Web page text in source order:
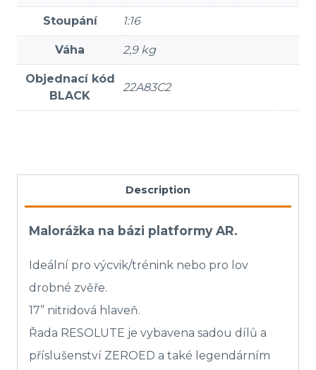
Stoupání 1:16
Váha 2,9 kg
Objednací kód
BLACK
22A83C2
Description
Malorážka na bázi platformy AR.
Ideální pro výcvik/trénink nebo pro lov
drobné zvěře.
17” nitridová hlaveň.
Řada RESOLUTE je vybavena sadou dílů a
příslušenství ZEROED a také legendárním